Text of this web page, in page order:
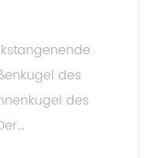
des
des